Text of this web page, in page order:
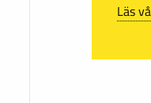
Läs